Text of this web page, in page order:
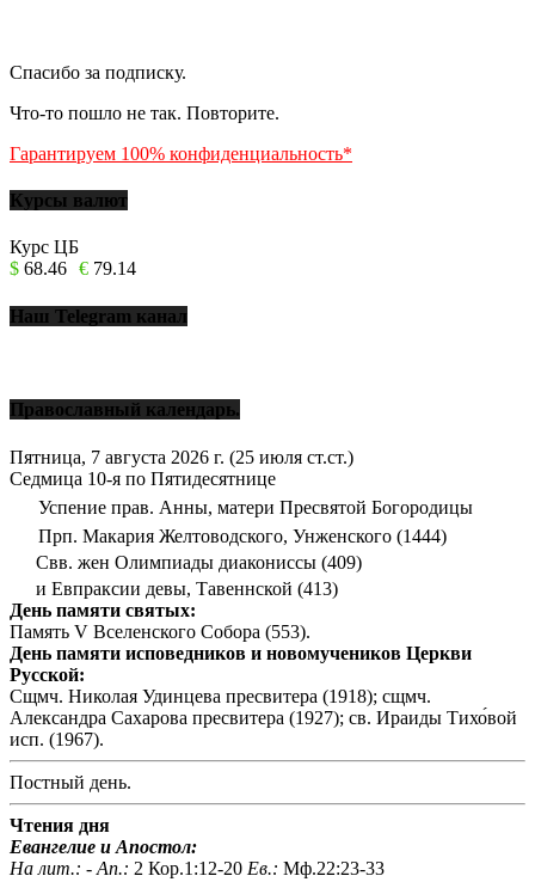
Спасибо за подписку.
Что-то пошло не так. Повторите.
Гарантируем 100% конфиденциальность*
Курсы валют
Курс ЦБ
$ 68.46 € 79.14
Наш Telegram канал
Православный календарь.
Пятница, 7 августа 2026 г. (25 июля ст.ст.)
Седмица 10-я по Пятидесятнице
Успение прав. Анны, матери Пресвятой Богородицы
Прп. Макария Желтоводского, Унженского (1444)
Свв. жен Олимпиады диакониссы (409)
и Евпраксии девы, Тавеннской (413)
День памяти святых:
Память V Вселенского Собора (553).
День памяти исповедников и новомучеников Церкви
Русской:
Сщмч. Николая Удинцева пресвитера (1918); сщмч.
Александра Сахарова пресвитера (1927); св. Ираиды Тихо́вой
исп. (1967).
Постный день.
Чтения дня
Евангелие и Апостол:
На лит.: - Ап.: 2 Кор.1:12-20 Ев.: Мф.22:23-33